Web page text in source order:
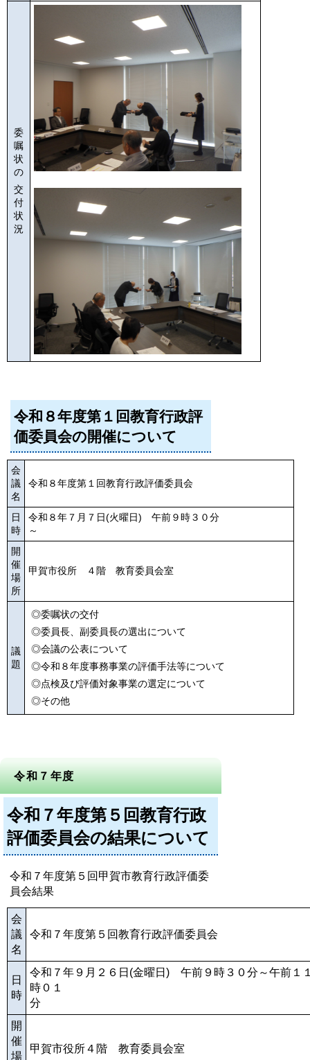
委
嘱
状
の
交
付
状
況
令和８年度第１回教育行政評
価委員会の開催について
会
議
名
令和８年度第１回教育行政評価委員会
日
時
令和８年７月７日(火曜日) 午前９時３０分
～
開
催
場
所
甲賀市役所 ４階 教育委員会室
議
題
◎委嘱状の交付
◎委員長、副委員長の選出について
◎会議の公表について
◎令和８年度事務事業の評価手法等について
◎点検及び評価対象事業の選定について
◎その他
令和７年度
令和７年度第５回教育行政
評価委員会の結果について
令和７年度第５回甲賀市教育行政評価委
員会結果
会
議
名
令和７年度第５回教育行政評価委員会
日
時
令和７年９月２６日(金曜日) 午前９時３０分～午前１
時０１
開
催
場
甲賀市役所４階 教育委員会室